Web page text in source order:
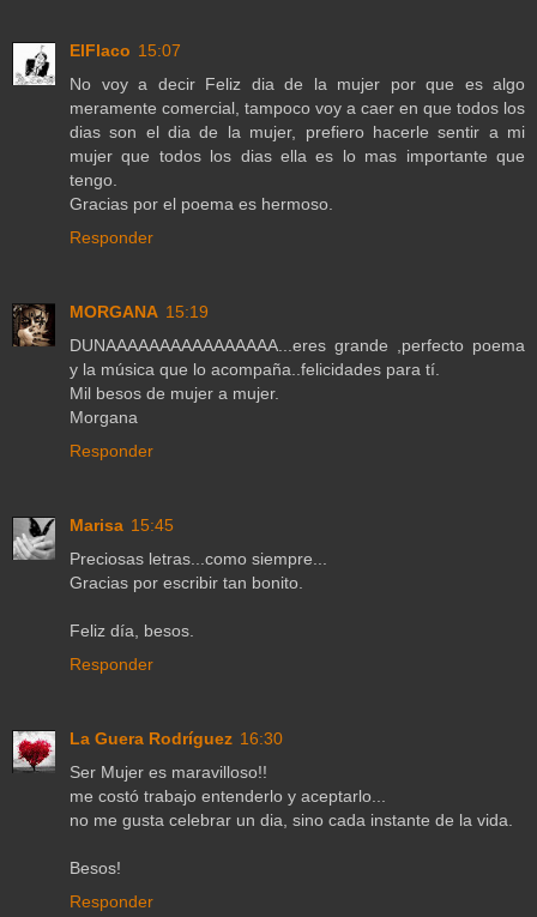
ElFlaco 15:07
No voy a decir Feliz dia de la mujer por que es algo
meramente comercial, tampoco voy a caer en que todos los
dias son el dia de la mujer, prefiero hacerle sentir a mi
mujer que todos los dias ella es lo mas importante que
tengo.
Gracias por el poema es hermoso.
Responder
MORGANA 15:19
DUNAAAAAAAAAAAAAAAA...eres grande ,perfecto poema
y la música que lo acompaña..felicidades para tí.
Mil besos de mujer a mujer.
Morgana
Responder
Marisa 15:45
Preciosas letras...como siempre...
Gracias por escribir tan bonito.
Feliz día, besos.
Responder
La Guera Rodríguez 16:30
Ser Mujer es maravilloso!!
me costó trabajo entenderlo y aceptarlo...
no me gusta celebrar un dia, sino cada instante de la vida.
Besos!
Responder